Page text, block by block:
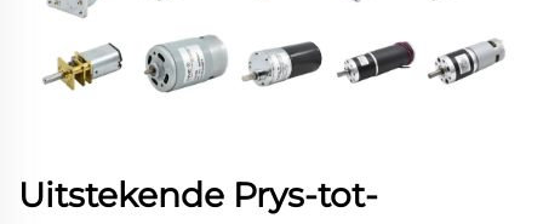
Uitstekende Prys-tot-